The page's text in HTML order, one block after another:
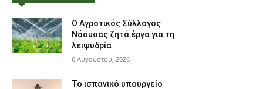
Ο Αγροτικός Σύλλογος
Νάουσας ζητά έργα για τη
λειψυδρία
6 Αυγούστου, 2026
Το ισπανικό υπουργείο